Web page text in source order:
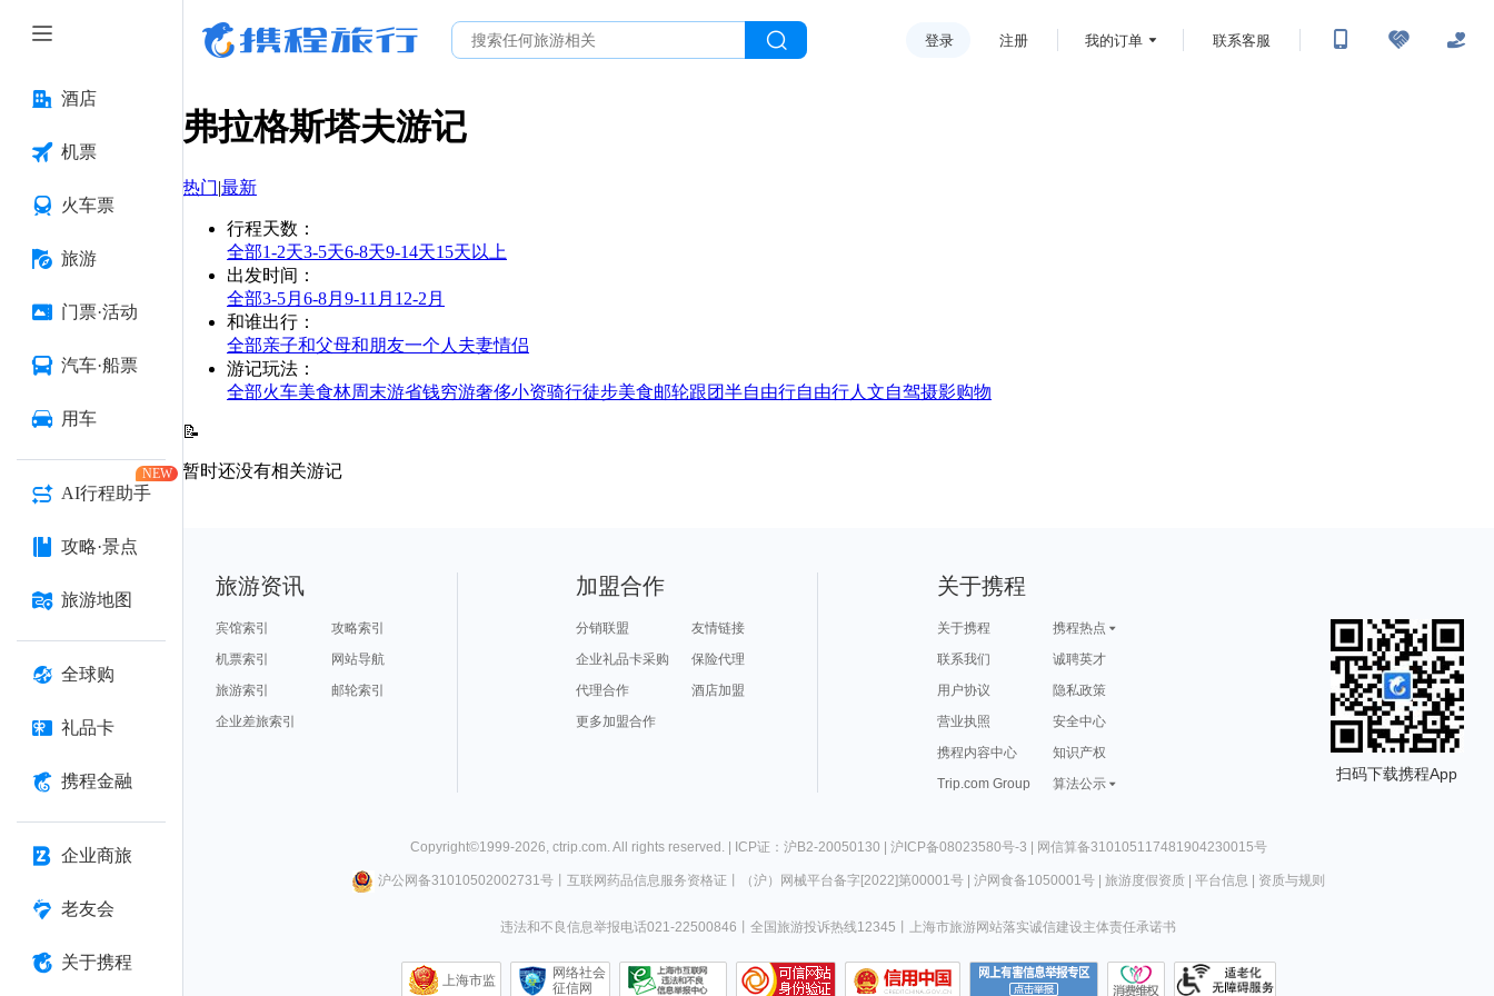
酒店
机票
火车票
旅游
门票·活动
汽车·船票
用车
AI行程助手
NEW
攻略·景点
旅游地图
全球购
礼品卡
携程金融
企业商旅
老友会
关于携程
登录 注册 我的订单 联系客服
弗拉格斯塔夫游记
热门|最新
行程天数 ：
全部1-2天3-5天6-8天9-14天15天以上
出发时间 ：
全部3-5月 6-8月 9-11月 12-2月
和谁出行 ：
全部亲子和父母和朋友一个人 夫妻情侣
游记玩法 ：
全部火车美食林周末游省钱穷游奢侈小资骑行徒步美食邮轮跟团半自由行自由行人文自驾摄影购物
📝
暂时还没有相关游记
旅游资讯
宾馆索引
攻略索引
机票索引
网站导航
旅游索引
邮轮索引
企业差旅索引
加盟合作
分销联盟
友情链接
企业礼品卡采购
保险代理
代理合作
酒店加盟
更多加盟合作
关于携程
关于携程
携程热点
联系我们
诚聘英才
用户协议
隐私政策
营业执照
安全中心
携程内容中心
知识产权
Trip.com Group
算法公示
扫码下载携程App
Copyright©1999-2026, ctrip.com. All rights reserved. | ICP证：沪B2-20050130 | 沪ICP备08023580号-3 | 网信算备310105117481904230015号
沪公网备31010502002731号丨 互联网药品信息服务资格证 （沪）网械平台备字[2022]第00001号| 沪网食备1050001号| 旅游度假资质| 平台信息 资质与规则
违法和不良信息举报电话021-22500846 全国旅游投诉热线12345 上海市旅游网站落实诚信建设主体责任承诺书
上海市监
网络社会
征信网